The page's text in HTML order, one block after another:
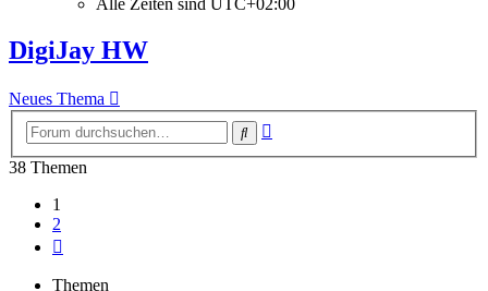
DigiJay HW
Neues Thema
Suche
38 Themen
1
2
Themen